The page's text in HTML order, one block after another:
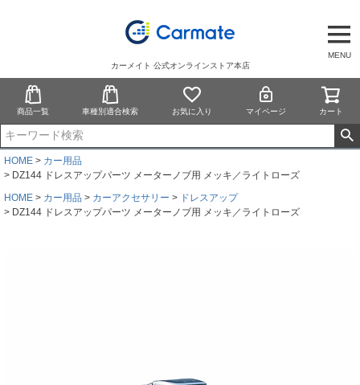
MENU
カーメイト 公式オンラインストア本店
商品一覧 車種別適合検索 お気に入り マイページ カート
HOME
カー用品
DZ144 ドレスアップパーツ メーターノブ用 メッキ／ライトローズ
HOME
カー用品 カーアクセサリー
ドレスアップ
DZ144 ドレスアップパーツ メーターノブ用 メッキ／ライトローズ